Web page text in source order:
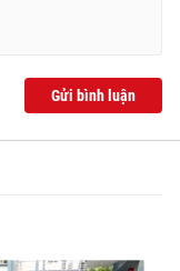
Gửi bình luận